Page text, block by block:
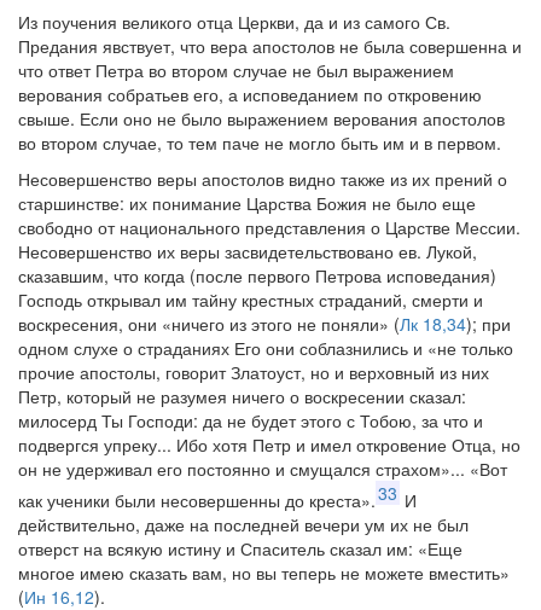
Из поучения великого отца Церкви, да и из самого Св.
Предания явствует, что вера апостолов не была совершенна и
что ответ Петра во втором случае не был выражением
верования собратьев его, а исповеданием по откровению
свыше. Если оно не было выражением верования апостолов
во втором случае, то тем паче не могло быть им и в первом.
Несовершенство веры апостолов видно также из их прений о
старшинстве: их понимание Царства Божия не было еще
свободно от национального представления о Царстве Мессии.
Несовершенство их веры засвидетельствовано ев. Лукой,
сказавшим, что когда (после первого Петрова исповедания)
Господь открывал им тайну крестных страданий, смерти и
воскресения, они «ничего из этого не поняли» (Лк 18,34); при
одном слухе о страданиях Его они соблазнились и «не только
прочие апостолы, говорит Златоуст, но и верховный из них
Петр, который не разумея ничего о воскресении сказал:
милосерд Ты Господи: да не будет этого с Тобою, за что и
подвергся упреку... Ибо хотя Петр и имел откровение Отца, но
он не удерживал его постоянно и смущался страхом»... «Вот
как ученики были несовершенны до креста».33 И
действительно, даже на последней вечери ум их не был
отверст на всякую истину и Спаситель сказал им: «Еще
многое имею сказать вам, но вы теперь не можете вместить»
(Ин 16,12).